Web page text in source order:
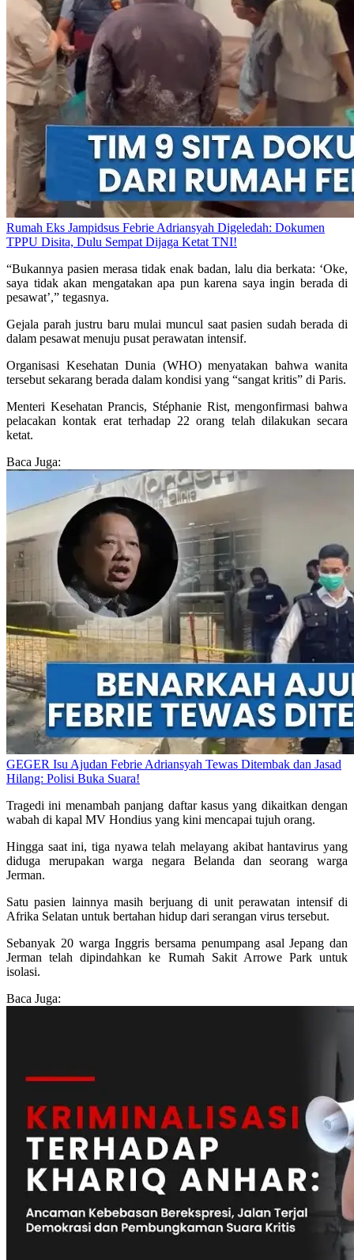
Rumah Eks Jampidsus Febrie Adriansyah Digeledah: Dokumen
TPPU Disita, Dulu Sempat Dijaga Ketat TNI!
“Bukannya pasien merasa tidak enak badan, lalu dia berkata: ‘Oke,
saya tidak akan mengatakan apa pun karena saya ingin berada di
pesawat’,” tegasnya.
Gejala parah justru baru mulai muncul saat pasien sudah berada di
dalam pesawat menuju pusat perawatan intensif.
Organisasi Kesehatan Dunia (WHO) menyatakan bahwa wanita
tersebut sekarang berada dalam kondisi yang “sangat kritis” di Paris.
Menteri Kesehatan Prancis, Stéphanie Rist, mengonfirmasi bahwa
pelacakan kontak erat terhadap 22 orang telah dilakukan secara
ketat.
Baca Juga:
GEGER Isu Ajudan Febrie Adriansyah Tewas Ditembak dan Jasad
Hilang: Polisi Buka Suara!
Tragedi ini menambah panjang daftar kasus yang dikaitkan dengan
wabah di kapal MV Hondius yang kini mencapai tujuh orang.
Hingga saat ini, tiga nyawa telah melayang akibat hantavirus yang
diduga merupakan warga negara Belanda dan seorang warga
Jerman.
Satu pasien lainnya masih berjuang di unit perawatan intensif di
Afrika Selatan untuk bertahan hidup dari serangan virus tersebut.
Sebanyak 20 warga Inggris bersama penumpang asal Jepang dan
Jerman telah dipindahkan ke Rumah Sakit Arrowe Park untuk
isolasi.
Baca Juga: